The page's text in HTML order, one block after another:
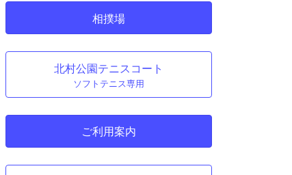
相撲場
北村公園テニスコート
ソフトテニス専用
ご利用案内